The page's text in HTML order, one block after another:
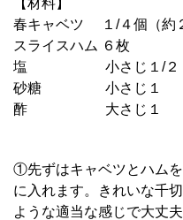
【材料】
春キャベツ １/４個（約
スライスハム ６枚
塩 小さじ１/２
砂糖 小さじ１
酢 大さじ１
①先ずはキャベツとハム
に入れます。きれいな千
ような適当な感じで大丈